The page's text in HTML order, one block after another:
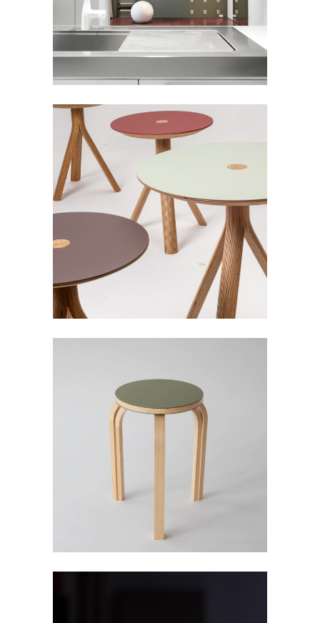
桌面 | MÖBELDESIGN JONAS
NITSCH | 德國
FORBO FURNITURE LINOLEUM ,傢俱
三腳圓凳 | MATTHEW
HEDGEPATH WOODWORKER |
FORBO FURNITURE LINOLEUM